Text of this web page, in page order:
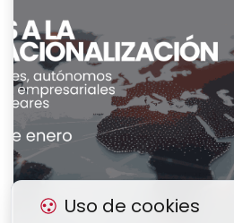
Uso de cookies